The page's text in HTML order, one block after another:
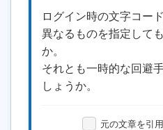
ログイン時の文字コー
異なるものを指定して
か。
それとも一時的な回避
しょうか。
元の文章を引